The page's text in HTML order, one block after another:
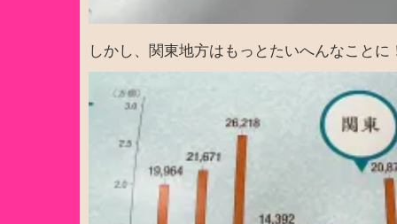
しかし、関東地方はもっとたいへんなことに